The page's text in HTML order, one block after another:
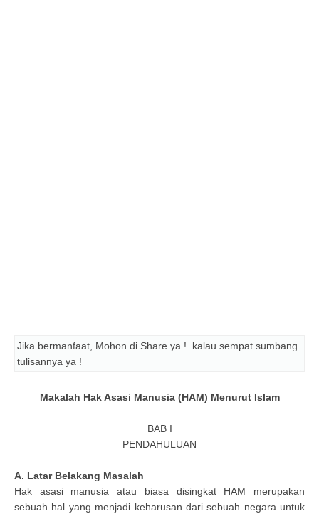
Jika bermanfaat, Mohon di Share ya !. kalau sempat sumbang
tulisannya ya !
Makalah Hak Asasi Manusia (HAM) Menurut Islam
BAB I
PENDAHULUAN
A. Latar Belakang Masalah
Hak asasi manusia atau biasa disingkat HAM merupakan
sebuah hal yang menjadi keharusan dari sebuah negara untuk